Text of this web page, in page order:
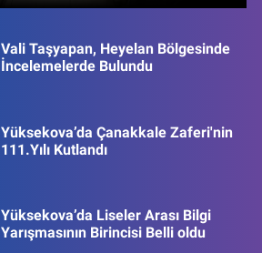
Vali Taşyapan, Heyelan Bölgesinde
İncelemelerde Bulundu
Yüksekova’da Çanakkale Zaferi'nin
111.Yılı Kutlandı
Yüksekova’da Liseler Arası Bilgi
Yarışmasının Birincisi Belli oldu